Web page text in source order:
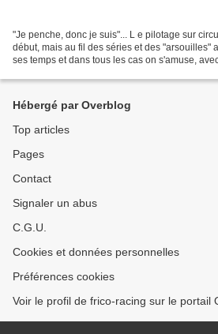
"Je penche, donc je suis"... L e pilotage sur
début, mais au fil des séries et des "arsouilles"
ses temps et dans tous les cas on s'amuse,
Hébergé par Overblog
Top articles
Pages
Contact
Signaler un abus
C.G.U.
Cookies et données personnelles
Préférences cookies
Voir le profil de frico-racing sur le portail